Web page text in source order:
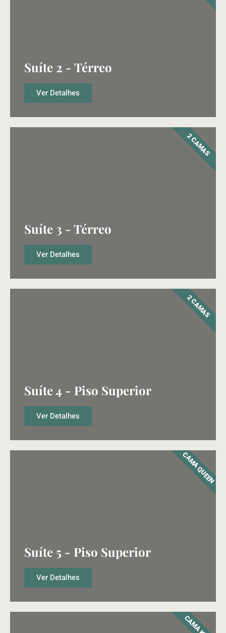
Suíte 2 - Térreo
Ver Detalhes
Suíte 3 - Térreo
Ver Detalhes
2 CAMAS
Suíte 4 - Piso Superior
Ver Detalhes
2 CAMAS
Suíte 5 - Piso Superior
Ver Detalhes
CAMA QUEEN